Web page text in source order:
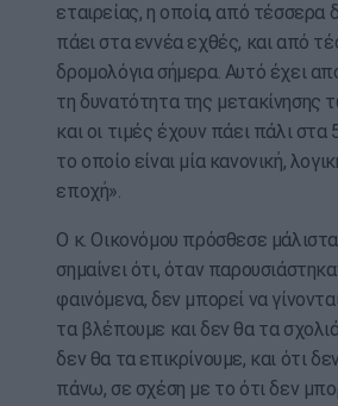
εταιρείας, η οποία, από τέσσερα
πάει στα εννέα εχθές, και από
δρομολόγια σήμερα. Αυτό έχει
τη δυνατότητα της
και οι τιμές έχουν πάει πάλι
το οποίο είναι μία κανονική,
εποχή».
Ο κ. Οικονόμου πρόσθεσε
σημαίνει ότι, όταν
φαινόμενα, δεν μπορεί να
τα βλέπουμε και δεν θα τα
δεν θα τα επικρίνουμε, και ότι
πάνω, σε σχέση με το ότι δεν